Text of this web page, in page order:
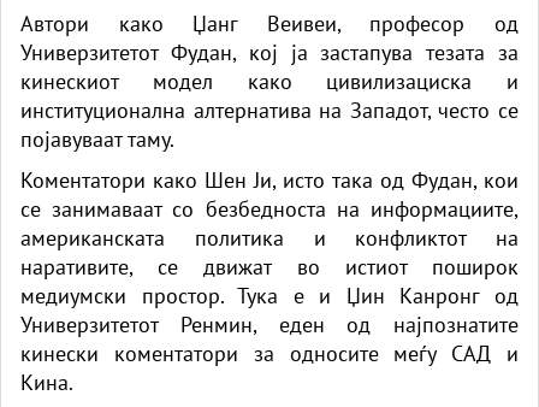
Автори како Џанг Веивеи, професор од
Универзитетот Фудан, кој ја застапува тезата за
кинескиот модел како цивилизациска и
институционална алтернатива на Западот, често се
појавуваат таму.
Коментатори како Шен Ји, исто така од Фудан, кои
се занимаваат со безбедноста на информациите,
американската политика и конфликтот на
наративите, се движат во истиот поширок
медиумски простор. Тука е и Џин Канронг од
Универзитетот Ренмин, еден од најпознатите
кинески коментатори за односите меѓу САД и
Кина.